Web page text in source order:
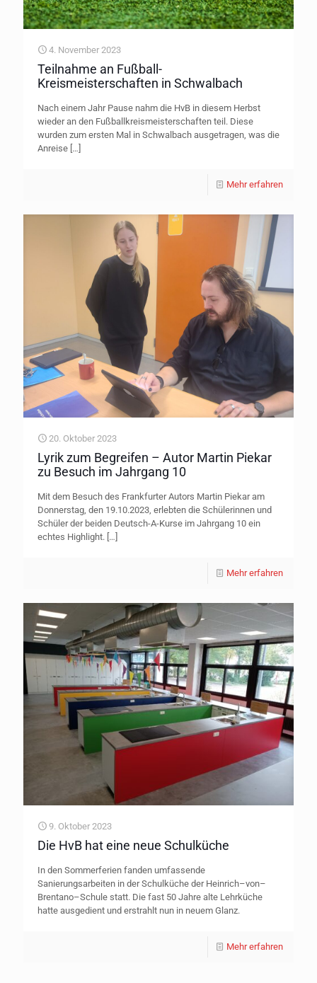
4. November 2023
Teilnahme an Fußball-
Kreismeisterschaften in Schwalbach
Nach einem Jahr Pause nahm die HvB in diesem Herbst
wieder an den Fußballkreismeisterschaften teil. Diese
wurden zum ersten Mal in Schwalbach ausgetragen, was die
Anreise […]
Mehr erfahren
20. Oktober 2023
Lyrik zum Begreifen – Autor Martin Piekar
zu Besuch im Jahrgang 10
Mit dem Besuch des Frankfurter Autors Martin Piekar am
Donnerstag, den 19.10.2023, erlebten die Schülerinnen und
Schüler der beiden Deutsch-A-Kurse im Jahrgang 10 ein
echtes Highlight. […]
Mehr erfahren
9. Oktober 2023
Die HvB hat eine neue Schulküche
In den Sommerferien fanden umfassende
Sanierungsarbeiten in der Schulküche der Heinrich–von–
Brentano–Schule statt. Die fast 50 Jahre alte Lehrküche
hatte ausgedient und erstrahlt nun in neuem Glanz.
Mehr erfahren